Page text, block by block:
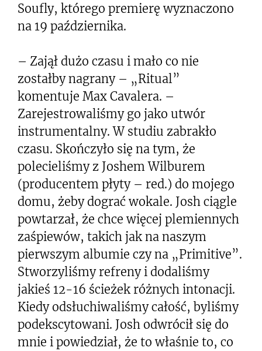
Soufly, którego premierę wyznaczono
na 19 października.
– Zajął dużo czasu i mało co nie
zostałby nagrany – „Ritual”
komentuje Max Cavalera. –
Zarejestrowaliśmy go jako utwór
instrumentalny. W studiu zabrakło
czasu. Skończyło się na tym, że
polecieliśmy z Joshem Wilburem
(producentem płyty – red.) do mojego
domu, żeby dograć wokale. Josh ciągle
powtarzał, że chce więcej plemiennych
zaśpiewów, takich jak na naszym
pierwszym albumie czy na „Primitive”.
Stworzyliśmy refreny i dodaliśmy
jakieś 12-16 ścieżek różnych intonacji.
Kiedy odsłuchiwaliśmy całość, byliśmy
podekscytowani. Josh odwrócił się do
mnie i powiedział, że to właśnie to, co